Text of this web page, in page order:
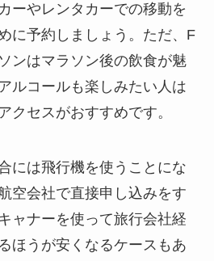
ーやレンタカーでの移動を
に予約しましょう。ただ、F
ンはマラソン後の飲食が魅
ルコールも楽しみたい人は
クセスがおすすめです。
には飛行機を使うことにな
空会社で直接申し込みをす
ャナーを使って旅行会社経
ほうが安くなるケースもあ